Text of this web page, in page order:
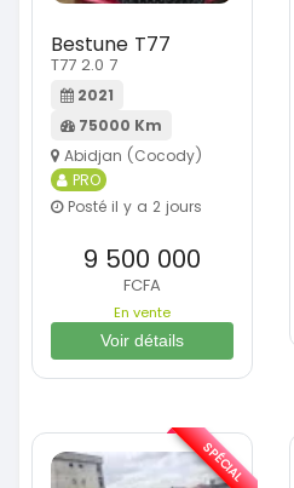
Bestune T77
T77 2.0 7
2021
75000 Km
Abidjan (Cocody)
PRO
Posté il y a 2 jours
9 500 000
FCFA
En vente
Voir détails
SPÉCIAL